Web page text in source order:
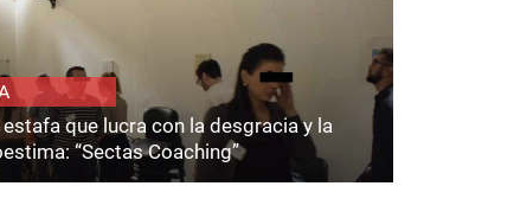
estafa que lucra con la desgracia y la
“Sectas Coaching”